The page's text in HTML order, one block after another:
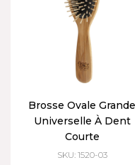
Brosse Ovale Grande
Universelle À Dent
Courte
SKU: 1520-03